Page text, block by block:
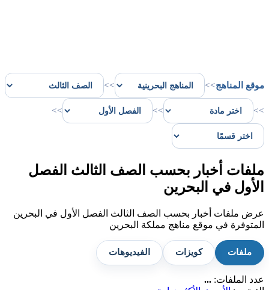
موقع المناهج>>
>>
>>
>>
>>
ملفات أخبار بحسب الصف الثالث الفصل
الأول في البحرين
عرض ملفات أخبار بحسب الصف الثالث الفصل الأول في البحرين
المتوفرة في موقع مناهج مملكة البحرين
ملفات كويزات الفيديوهات
عدد الملفات: ...